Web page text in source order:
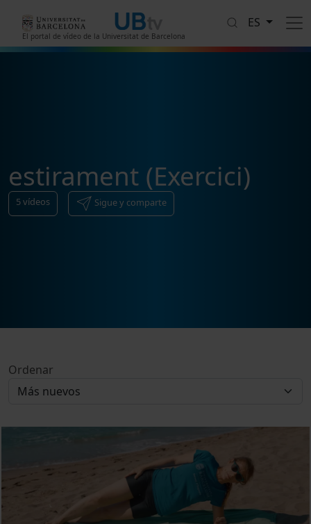
El portal de vídeo de la Universitat de Barcelona
ES
estirament (Exercici)
5vídeos Sigue y comparte
Ordenar